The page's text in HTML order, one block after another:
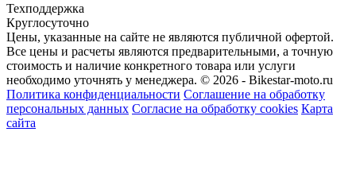
Техподдержка
Круглосуточно
Цены, указанные на сайте не являются публичной офертой.
Все цены и расчеты являются предварительными, а точную
стоимость и наличие конкретного товара или услуги
необходимо уточнять у менеджера. © 2026 - Bikestar-moto.ru
Политика конфиденциальности Соглашение на обработку
персональных данных Согласие на обработку cookies Карта
сайта